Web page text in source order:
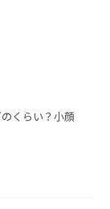
くらい？小顔